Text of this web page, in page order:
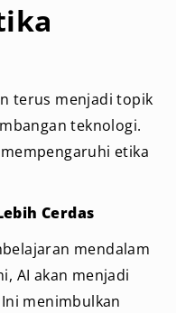
terus menjadi topik
teknologi.
etika
Cerdas
mendalam
AI akan menjadi
menimbulkan